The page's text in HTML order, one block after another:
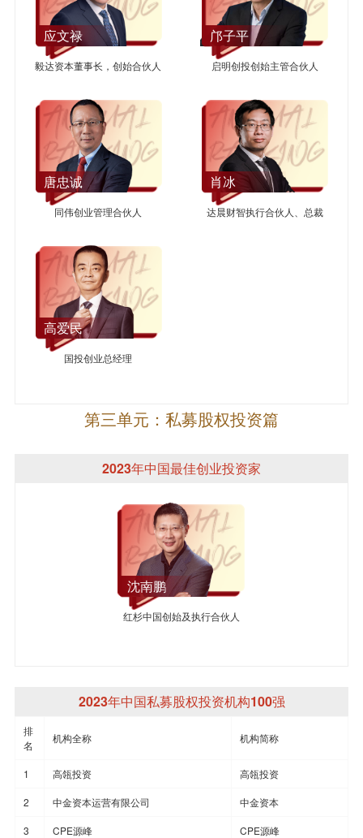
应文禄
毅达资本董事长，创始合伙人
邝子平
启明创投创始主管合伙人
唐忠诚
同伟创业管理合伙人
肖冰
达晨财智执行合伙人、总裁
高爱民
国投创业总经理
第三单元：私募股权投资篇
2023年中国最佳创业投资家
沈南鹏
红杉中国创始及执行合伙人
2023年中国私募股权投资机构100强
排
名
机构全称 机构简称
1 高瓴投资 高瓴投资
2 中金资本运营有限公司 中金资本
3 CPE源峰 CPE源峰